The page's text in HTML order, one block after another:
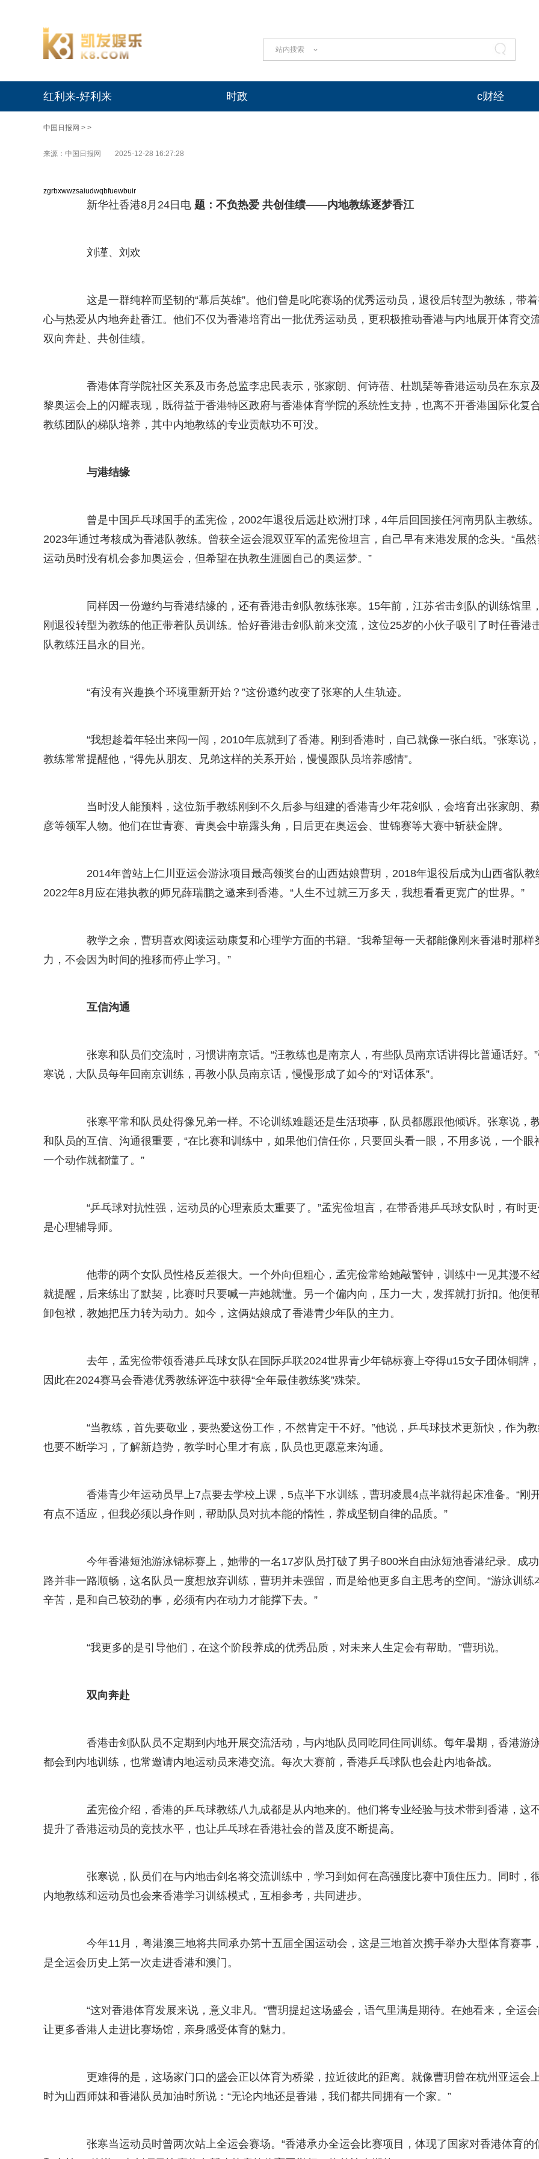
站内搜索
红利来-好利来 时政 c财经
中国日报网 > >
来源：中国日报网 2025-12-28 16:27:28
zgrbxwwzsaiudwqbfuewbuir
新华社香港8月24日电 题：不负热爱 共创佳绩——内地教练逐梦香江
刘谨、刘欢
这是一群纯粹而坚韧的“幕后英雄”。他们曾是叱咤赛场的优秀运动员，退役后转型为教练，带着
心与热爱从内地奔赴香江。他们不仅为香港培育出一批优秀运动员，更积极推动香港与内地展开体育交流
双向奔赴、共创佳绩。
香港体育学院社区关系及市务总监李忠民表示，张家朗、何诗蓓、杜凯琹等香港运动员在东京
黎奥运会上的闪耀表现，既得益于香港特区政府与香港体育学院的系统性支持，也离不开香港国际化复
教练团队的梯队培养，其中内地教练的专业贡献功不可没。
与港结缘
曾是中国乒乓球国手的孟宪俭，2002年退役后远赴欧洲打球，4年后回国接任河南男队主教练。
2023年通过考核成为香港队教练。曾获全运会混双亚军的孟宪俭坦言，自己早有来港发展的念头。“虽然
运动员时没有机会参加奥运会，但希望在执教生涯圆自己的奥运梦。”
同样因一份邀约与香港结缘的，还有香港击剑队教练张寒。15年前，江苏省击剑队的训练馆里
刚退役转型为教练的他正带着队员训练。恰好香港击剑队前来交流，这位25岁的小伙子吸引了时任香港
队教练汪昌永的目光。
“有没有兴趣换个环境重新开始？”这份邀约改变了张寒的人生轨迹。
“我想趁着年轻出来闯一闯，2010年底就到了香港。刚到香港时，自己就像一张白纸。”张寒说
教练常常提醒他，“得先从朋友、兄弟这样的关系开始，慢慢跟队员培养感情”。
当时没人能预料，这位新手教练刚到不久后参与组建的香港青少年花剑队，会培育出张家朗、
彦等领军人物。他们在世青赛、青奥会中崭露头角，日后更在奥运会、世锦赛等大赛中斩获金牌。
2014年曾站上仁川亚运会游泳项目最高领奖台的山西姑娘曹玥，2018年退役后成为山西省队教
2022年8月应在港执教的师兄薛瑞鹏之邀来到香港。“人生不过就三万多天，我想看看更宽广的世界。”
教学之余，曹玥喜欢阅读运动康复和心理学方面的书籍。“我希望每一天都能像刚来香港时那样
力，不会因为时间的推移而停止学习。”
互信沟通
张寒和队员们交流时，习惯讲南京话。“汪教练也是南京人，有些队员南京话讲得比普通话好。
寒说，大队员每年回南京训练，再教小队员南京话，慢慢形成了如今的“对话体系”。
张寒平常和队员处得像兄弟一样。不论训练难题还是生活琐事，队员都愿跟他倾诉。张寒说，
和队员的互信、沟通很重要，“在比赛和训练中，如果他们信任你，只要回头看一眼，不用多说，一个眼
一个动作就都懂了。”
“乒乓球对抗性强，运动员的心理素质太重要了。”孟宪俭坦言，在带香港乒乓球女队时，有时
是心理辅导师。
他带的两个女队员性格反差很大。一个外向但粗心，孟宪俭常给她敲警钟，训练中一见其漫不
就提醒，后来练出了默契，比赛时只要喊一声她就懂。另一个偏内向，压力一大，发挥就打折扣。他便
卸包袱，教她把压力转为动力。如今，这俩姑娘成了香港青少年队的主力。
去年，孟宪俭带领香港乒乓球女队在国际乒联2024世界青少年锦标赛上夺得u15女子团体铜牌
因此在2024赛马会香港优秀教练评选中获得“全年最佳教练奖”殊荣。
“当教练，首先要敬业，要热爱这份工作，不然肯定干不好。”他说，乒乓球技术更新快，作为
也要不断学习，了解新趋势，教学时心里才有底，队员也更愿意来沟通。
香港青少年运动员早上7点要去学校上课，5点半下水训练，曹玥凌晨4点半就得起床准备。“刚
有点不适应，但我必须以身作则，帮助队员对抗本能的惰性，养成坚韧自律的品质。”
今年香港短池游泳锦标赛上，她带的一名17岁队员打破了男子800米自由泳短池香港纪录。成功
路并非一路顺畅，这名队员一度想放弃训练，曹玥并未强留，而是给他更多自主思考的空间。“游泳训练
辛苦，是和自己较劲的事，必须有内在动力才能撑下去。”
“我更多的是引导他们，在这个阶段养成的优秀品质，对未来人生定会有帮助。”曹玥说。
双向奔赴
香港击剑队队员不定期到内地开展交流活动，与内地队员同吃同住同训练。每年暑期，香港游
都会到内地训练，也常邀请内地运动员来港交流。每次大赛前，香港乒乓球队也会赴内地备战。
孟宪俭介绍，香港的乒乓球教练八九成都是从内地来的。他们将专业经验与技术带到香港，这
提升了香港运动员的竞技水平，也让乒乓球在香港社会的普及度不断提高。
张寒说，队员们在与内地击剑名将交流训练中，学习到如何在高强度比赛中顶住压力。同时，
内地教练和运动员也会来香港学习训练模式，互相参考，共同进步。
今年11月，粤港澳三地将共同承办第十五届全国运动会，这是三地首次携手举办大型体育赛事
是全运会历史上第一次走进香港和澳门。
“这对香港体育发展来说，意义非凡。”曹玥提起这场盛会，语气里满是期待。在她看来，全运
让更多香港人走进比赛场馆，亲身感受体育的魅力。
更难得的是，这场家门口的盛会正以体育为桥梁，拉近彼此的距离。就像曹玥曾在杭州亚运会
时为山西师妹和香港队员加油时所说：“无论内地还是香港，我们都共同拥有一个家。”
张寒当运动员时曾两次站上全运会赛场。“香港承办全运会比赛项目，体现了国家对香港体育的